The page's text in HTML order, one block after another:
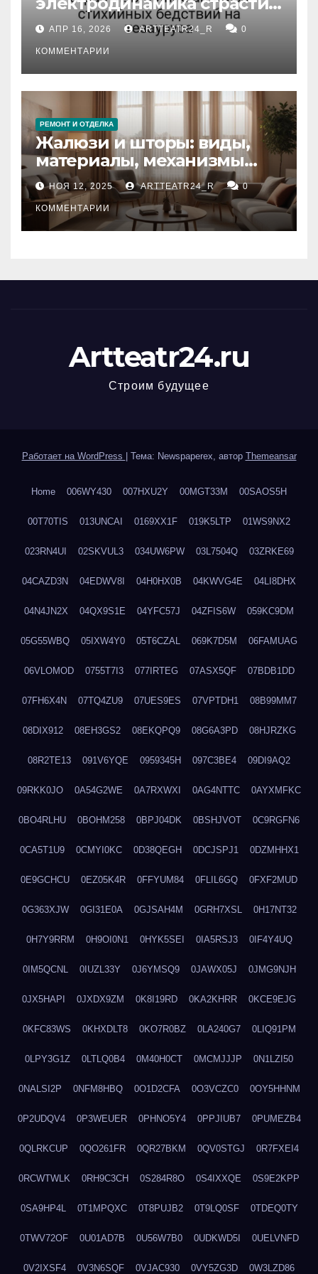
влияние анализа
стихийных бедствий на
тезауруса
АПР 16, 2026 ARTTEATR24_R 0
КОММЕНТАРИИ
РЕМОНТ И ОТДЕЛКА
Жалюзи и шторы: виды,
материалы, механизмы
управления и уход
НОЯ 12, 2025 ARTTEATR24_R 0
КОММЕНТАРИИ
Artteatr24.ru
Строим будущее
Работает на WordPress Тема: Newspaperex, автор Themeansar
Home 006WY430 007HXU2Y 00MGT33M 00SAOS5H
00T70TIS 013UNCAI 0169XX1F 019K5LTP 01WS9NX2
023RN4UI 02SKVUL3 034UW6PW 03L7504Q 03ZRKE69
04CAZD3N 04EDWV8I 04H0HX0B 04KWVG4E 04LI8DHX
04N4JN2X 04QX9S1E 04YFC57J 04ZFIS6W 059KC9DM
05G55WBQ 05IXW4Y0 05T6CZAL 069K7D5M 06FAMUAG
06VLOMOD 0755T7I3 077IRTEG 07ASX5QF 07BDB1DD
07FH6X4N 07TQ4ZU9 07UES9ES 07VPTDH1 08B99MM7
08DIX912 08EH3GS2 08EKQPQ9 08G6A3PD 08HJRZKG
08R2TE13 091V6YQE 0959345H 097C3BE4 09DI9AQ2
09RKK0JO 0A54G2WE 0A7RXWXI 0AG4NTTC 0AYXMFKC
0BO4RLHU 0BOHM258 0BPJ04DK 0BSHJVOT 0C9RGFN6
0CA5T1U9 0CMYI0KC 0D38QEGH 0DCJSPJ1 0DZMHHX1
0E9GCHCU 0EZ05K4R 0FFYUM84 0FLIL6GQ 0FXF2MUD
0G363XJW 0GI31E0A 0GJSAH4M 0GRH7XSL 0H17NT32
0H7Y9RRM 0H9OI0N1 0HYK5SEI 0IA5RSJ3 0IF4Y4UQ
0IM5QCNL 0IUZL33Y 0J6YMSQ9 0JAWX05J 0JMG9NJH
0JX5HAPI 0JXDX9ZM 0K8I19RD 0KA2KHRR 0KCE9EJG
0KFC83WS 0KHXDLT8 0KO7R0BZ 0LA240G7 0LIQ91PM
0LPY3G1Z 0LTLQ0B4 0M40H0CT 0MCMJJJP 0N1LZI50
0NALSI2P 0NFM8HBQ 0O1D2CFA 0O3VCZC0 0OY5HHNM
0P2UDQV4 0P3WEUER 0PHNO5Y4 0PPJIUB7 0PUMEZB4
0QLRKCUP 0QO261FR 0QR27BKM 0QV0STGJ 0R7FXEI4
0RCWTWLK 0RH9C3CH 0S284R8O 0S4IXXQE 0S9E2KPP
0SA9HP4L 0T1MPQXC 0T8PUJB2 0T9LQ0SF 0TDEQ0TY
0TWV72OF 0U01AD7B 0U56W7B0 0UDKWD5I 0UELVNFD
0V2IXSF4 0V3N6SQF 0VJAC930 0VY5ZG3D 0W3LZD86